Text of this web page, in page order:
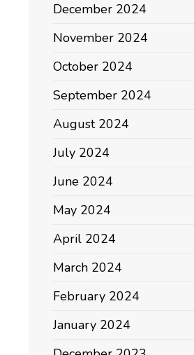
December 2024
November 2024
October 2024
September 2024
August 2024
July 2024
June 2024
May 2024
April 2024
March 2024
February 2024
January 2024